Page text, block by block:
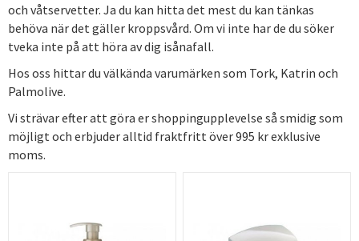
och våtservetter. Ja du kan hitta det mest du kan tänkas
behöva när det gäller kroppsvård. Om vi inte har de du söker
tveka inte på att höra av dig isånafall.
Hos oss hittar du välkända varumärken som Tork, Katrin och
Palmolive.
Vi strävar efter att göra er shoppingupplevelse så smidig som
möjligt och erbjuder alltid fraktfritt över 995 kr exklusive
moms.